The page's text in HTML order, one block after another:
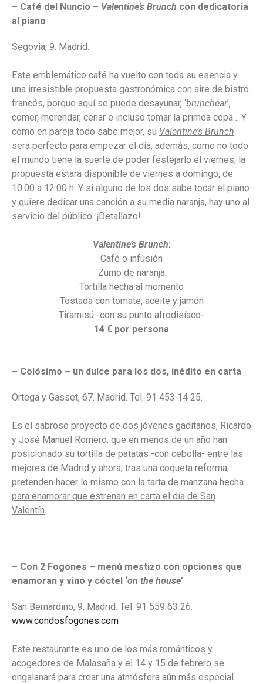
– Café del Nuncio – Valentine’s Brunch con dedicatoria
al piano
Segovia, 9. Madrid.
Este emblemático café ha vuelto con toda su esencia y
una irresistible propuesta gastronómica con aire de bistró
francés, porque aquí se puede desayunar, ‘brunchear’,
comer, merendar, cenar e incluso tomar la primea copa… Y
como en pareja todo sabe mejor, su Valentine’s Brunch
será perfecto para empezar el día, además, como no todo
el mundo tiene la suerte de poder festejarlo el viernes, la
propuesta estará disponible de viernes a domingo, de
10:00 a 12:00 h. Y si alguno de los dos sabe tocar el piano
y quiere dedicar una canción a su media naranja, hay uno al
servicio del público. ¡Detallazo!
Valentine’s Brunch:
Café o infusión
Zumo de naranja
Tortilla hecha al momento
Tostada con tomate, aceite y jamón
Tiramisú -con su punto afrodisíaco-
14 € por persona
– Colósimo – un dulce para los dos, inédito en carta
Ortega y Gasset, 67. Madrid. Tel. 91 453 14 25.
Es el sabroso proyecto de dos jóvenes gaditanos, Ricardo
y José Manuel Romero, que en menos de un año han
posicionado su tortilla de patatas -con cebolla- entre las
mejores de Madrid y ahora, tras una coqueta reforma,
pretenden hacer lo mismo con la tarta de manzana hecha
para enamorar que estrenan en carta el día de San
Valentín.
– Con 2 Fogones – menú mestizo con opciones que
enamoran y vino y cóctel ‘on the house’
San Bernardino, 9. Madrid. Tel. 91 559 63 26.
www.condosfogones.com
Este restaurante es uno de los más románticos y
acogedores de Malasaña y el 14 y 15 de febrero se
engalanará para crear una atmósfera aún más especial.